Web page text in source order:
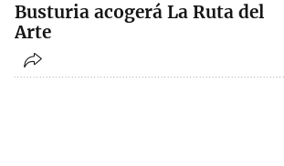
Busturia acogerá La Ruta del
Arte